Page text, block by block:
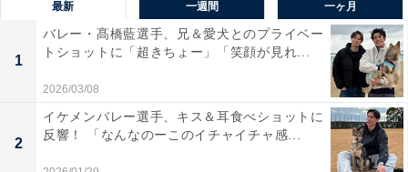
最新 一週間 一ヶ月
1
バレー・髙橋藍選手、兄＆愛犬とのプライベー
トショットに「超きちょー」「笑顔が見れ...
2026/03/08
2
イケメンバレー選手、キス＆耳食べショットに
反響！ 「なんなのーこのイチャイチャ感...